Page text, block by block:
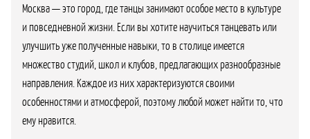
Москва — это город, где танцы занимают особое место в культуре
и повседневной жизни. Если вы хотите научиться танцевать или
улучшить уже полученные навыки, то в столице имеется
множество студий, школ и клубов, предлагающих разнообразные
направления. Каждое из них характеризуются своими
особенностями и атмосферой, поэтому любой может найти то, что
ему нравится.